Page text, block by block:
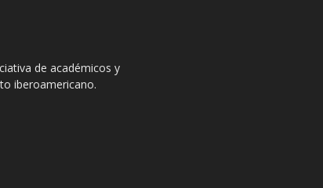
de académicos y
iberoamericano.